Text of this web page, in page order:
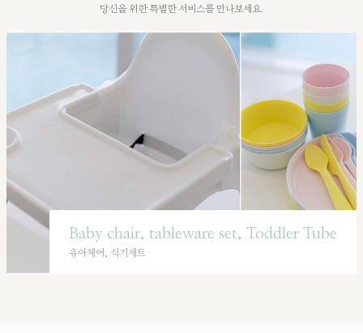
당신을 위한 특별한 서비스를 만나보세요.
Baby chair, tableware set, Toddler Tube
유아체어, 식기세트